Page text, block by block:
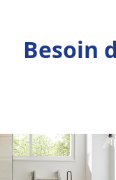
Besoin